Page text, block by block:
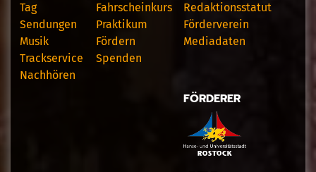
Tag
Sendungen
Musik
Trackservice
Nachhören
Fahrscheinkurs
Praktikum
Fördern
Spenden
Redaktionsstatut
Förderverein
Mediadaten
FÖRDERER